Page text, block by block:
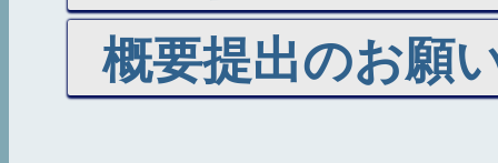
概要提出のお願